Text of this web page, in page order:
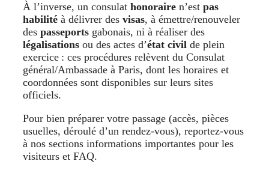
À l’inverse, un consulat honoraire n’est pas
habilité à délivrer des visas, à émettre/renouveler
des passeports gabonais, ni à réaliser des
légalisations ou des actes d’état civil de plein
exercice : ces procédures relèvent du Consulat
général/Ambassade à Paris, dont les horaires et
coordonnées sont disponibles sur leurs sites
officiels.
Pour bien préparer votre passage (accès, pièces
usuelles, déroulé d’un rendez-vous), reportez-vous
à nos sections informations importantes pour les
visiteurs et FAQ.